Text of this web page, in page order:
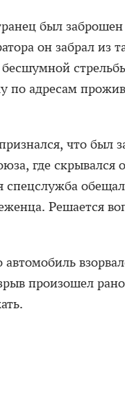
был
он забрал из
по адресам
что был
где скрывался
спецслужба
Решается
автомобиль
произошел рано